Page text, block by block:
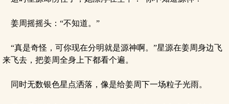
姜周摇摇头：“不知道。”
“真是奇怪，可你现在分明就是源神啊。”星源在姜周身边飞
来飞去，把姜周全身上下都看个遍。
同时无数银色星点洒落，像是给姜周下一场粒子光雨。